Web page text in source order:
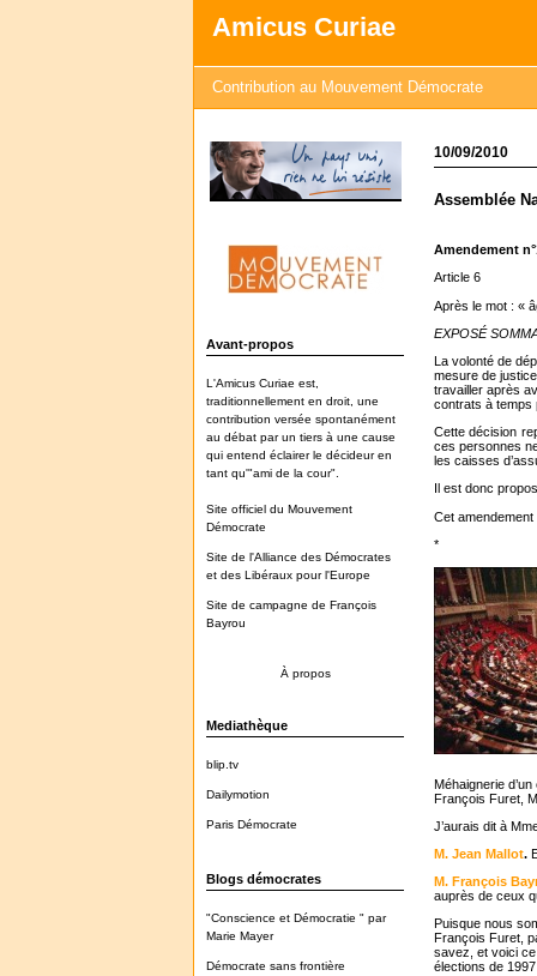
Amicus Curiae
Contribution au Mouvement Démocrate
Avant-propos
L'Amicus Curiae est,
traditionnellement en droit, une
contribution versée spontanément
au débat par un tiers à une cause
qui entend éclairer le décideur en
tant qu'"ami de la cour".
Site officiel du Mouvement
Démocrate
Site de l'Alliance des Démocrates
et des Libéraux pour l'Europe
Site de campagne de François
Bayrou
À propos
Mediathèque
blip.tv
Dailymotion
Paris Démocrate
Blogs démocrates
"Conscience et Démocratie " par
Marie Mayer
Démocrate sans frontière
10/09/2010
Assemblée
Amendement
Article 6
Après le mot : «
EXPOSÉ
La volonté de
mesure de
travailler après
contrats à
Cette décision
ces personnes
les caisses
Il est donc
Cet amendement
*
Méhaignerie
François Furet,
J’aurais dit à
M. Jean Mallot.
M. François
auprès de ceux
Puisque nous
François Furet,
savez, et voici ce
élections de